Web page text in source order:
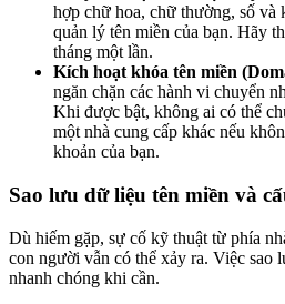
hợp chữ hoa, chữ thường, số và
quản lý tên miền của bạn. Hãy
tháng một lần.
Kích hoạt khóa tên miền
ngăn chặn các hành vi chuyển
Khi được bật, không ai có thể
một nhà cung cấp khác nếu
khoản của bạn.
Sao lưu dữ liệu tên miền và
Dù hiếm gặp, sự cố kỹ thuật từ phía
con người vẫn có thể xảy ra. Việc sao
nhanh chóng khi cần.